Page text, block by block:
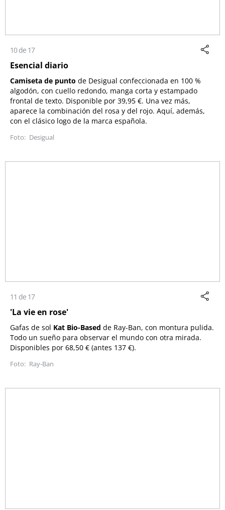
10 de 17
Esencial diario
Camiseta de punto de Desigual confeccionada en 100 %
algodón, con cuello redondo, manga corta y estampado
frontal de texto. Disponible por 39,95 €. Una vez más,
aparece la combinación del rosa y del rojo. Aquí, además,
con el clásico logo de la marca española.
Desigual
11 de 17
'La vie en rose'
Gafas de sol Kat Bio-Based de Ray-Ban, con montura pulida.
Todo un sueño para observar el mundo con otra mirada.
Disponibles por 68,50 € (antes 137 €).
Ray-Ban